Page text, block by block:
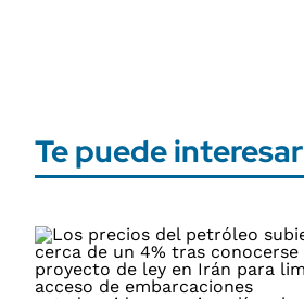
Te puede interesar